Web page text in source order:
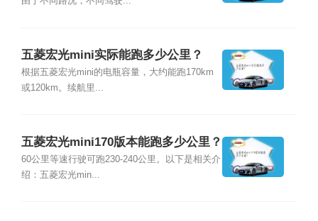
五菱宏光mini实际能跑多少公里？
根据五菱宏光mini的电瓶容量，大约能跑170km
或120km。续航里...
五菱宏光mini170版本能跑多少公里？
60公里等速行驶可跑230-240公里。以下是相关介
绍：五菱宏光min...